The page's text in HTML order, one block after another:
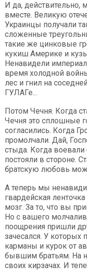
И да,
вместе. Великую
Украинцы получали
сложенные
такие же цинковые
кукиш Америке и
Ненавидели
время холодной
лес и гнил на
ГУЛАГе...
Потом Чечня. Когда
Чечня это сплошные
согласились. Когда
промолчали. Дай,
стыда. Когда
постояли в стороне.
братскую любовь
А теперь мы
гвардейская
мозг. За то, что вы
Но с вашего
поощрения пришли
зачесался. У которых
карманы и курок от
бывшим братьям. На
своих кирзачах. И